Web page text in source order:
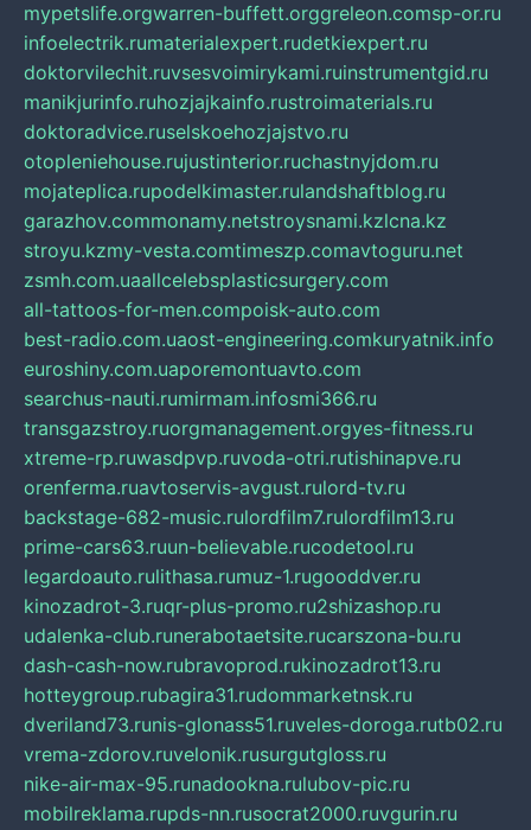
mypetslife.orgwarren-buffett.orggreleon.comsp-or.ru
infoelectrik.rumaterialexpert.rudetkiexpert.ru
doktorvilechit.ruvsesvoimirykami.ruinstrumentgid.ru
manikjurinfo.ruhozjajkainfo.rustroimaterials.ru
doktoradvice.ruselskoehozjajstvo.ru
otopleniehouse.rujustinterior.ruchastnyjdom.ru
mojateplica.rupodelkimaster.rulandshaftblog.ru
garazhov.commonamy.netstroysnami.kzlcna.kz
stroyu.kzmy-vesta.comtimeszp.comavtoguru.net
zsmh.com.uaallcelebsplasticsurgery.com
all-tattoos-for-men.compoisk-auto.com
best-radio.com.uaost-engineering.comkuryatnik.info
euroshiny.com.uaporemontuavto.com
searchus-nauti.rumirmam.infosmi366.ru
transgazstroy.ruorgmanagement.orgyes-fitness.ru
xtreme-rp.ruwasdpvp.ruvoda-otri.rutishinapve.ru
orenferma.ruavtoservis-avgust.rulord-tv.ru
backstage-682-music.rulordfilm7.rulordfilm13.ru
prime-cars63.ruun-believable.rucodetool.ru
legardoauto.rulithasa.rumuz-1.rugooddver.ru
kinozadrot-3.ruqr-plus-promo.ru2shizashop.ru
udalenka-club.runerabotaetsite.rucarszona-bu.ru
dash-cash-now.rubravoprod.rukinozadrot13.ru
hotteygroup.rubagira31.rudommarketnsk.ru
dveriland73.runis-glonass51.ruveles-doroga.rutb02.ru
vrema-zdorov.ruvelonik.rusurgutgloss.ru
nike-air-max-95.runadookna.rulubov-pic.ru
mobilreklama.rupds-nn.rusocrat2000.ruvgurin.ru